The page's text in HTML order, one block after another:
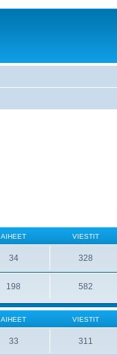
AIHEET VIESTIT
34 328
198 582
AIHEET VIESTIT
33 311